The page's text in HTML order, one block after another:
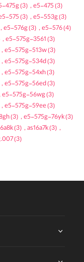
e5-475(3)
,
475g(3)
e5-553g(3)
,
575(3)
e5-576(4)
,
e5-576g(3)
,
e5-575g-3561(3)
,
e5-575g-513w(3)
,
e5-575g-534d(3)
,
e5-575g-54xh(3)
,
e5-575g-56ed(3)
,
e5-575g-56wg(3)
e5-575g-59ee(3)
,
e5-575g-76yk(3)
,
(3)
,
as16a7k(3)
,
(3)
(3)